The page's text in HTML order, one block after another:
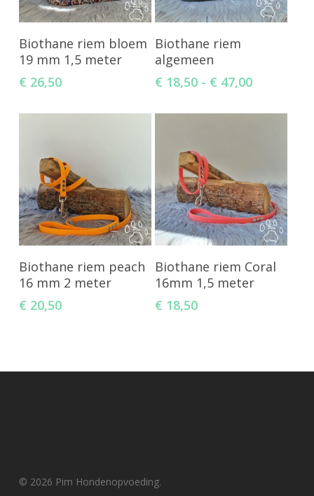
Toevoegen Aan
Winkelwagen
Biothane riem bloem
19 mm 1,5 meter
€ 26,50
Opties Selecteren
Biothane riem
algemeen
€ 18,50 - € 47,00
tot
Toevoegen Aan
Winkelwagen
Biothane riem peach
16 mm 2 meter
€ 20,50
Toevoegen Aan
Winkelwagen
Biothane riem Coral
16mm 1,5 meter
€ 18,50
© 2026 Pim Hondenopvoeding.